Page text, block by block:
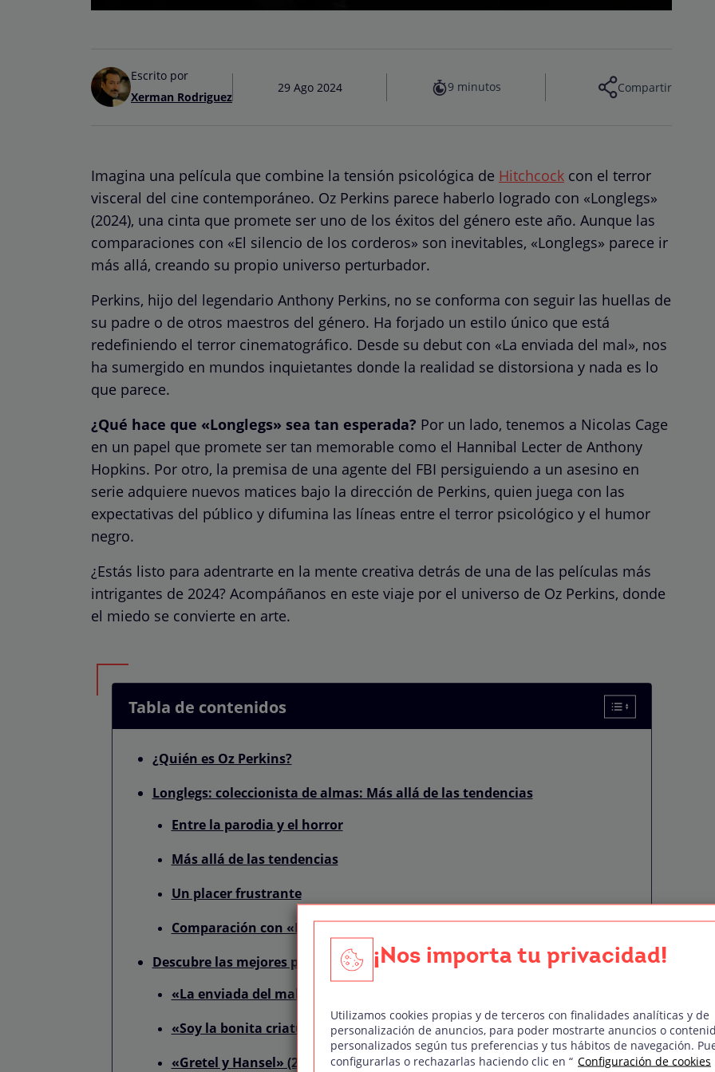
Escrito por
Xerman Rodriguez
29 Ago 2024 9 minutos Compartir
Imagina una película que combine la tensión psicológica de Hitchcock con el terror
visceral del cine contemporáneo. Oz Perkins parece haberlo logrado con «Longlegs»
(2024), una cinta que promete ser uno de los éxitos del género este año. Aunque las
comparaciones con «El silencio de los corderos» son inevitables, «Longlegs» parece ir
más allá, creando su propio universo perturbador.
Perkins, hijo del legendario Anthony Perkins, no se conforma con seguir las huellas de
su padre o de otros maestros del género. Ha forjado un estilo único que está
redefiniendo el terror cinematográfico. Desde su debut con «La enviada del mal», nos
ha sumergido en mundos inquietantes donde la realidad se distorsiona y nada es lo
que parece.
¿Qué hace que «Longlegs» sea tan esperada? Por un lado, tenemos a Nicolas Cage
en un papel que promete ser tan memorable como el Hannibal Lecter de Anthony
Hopkins. Por otro, la premisa de una agente del FBI persiguiendo a un asesino en
serie adquiere nuevos matices bajo la dirección de Perkins, quien juega con las
expectativas del público y difumina las líneas entre el terror psicológico y el humor
negro.
¿Estás listo para adentrarte en la mente creativa detrás de una de las películas más
intrigantes de 2024? Acompáñanos en este viaje por el universo de Oz Perkins, donde
el miedo se convierte en arte.
Tabla de contenidos
¿Quién es Oz Perkins?
Longlegs: coleccionista de almas: Más allá de las tendencias
Entre la parodia y el horror
Más allá de las tendencias
Un placer frustrante
Comparación con «El silencio de los corderos»
Descubre las mejores películas de Oz Perkins
«La enviada del mal» (2015)
«Soy la bonita criatura que vive en esta casa» (2016)
«Gretel y Hansel» (2020)
¡Nos importa tu privacidad!
Utilizamos cookies propias y de terceros con finalidades analíticas y de
personalización de anuncios, para poder mostrarte anuncios o
personalizados según tus preferencias y tus hábitos de navegación.
configurarlas o rechazarlas haciendo clic en “ Configuración de cookies